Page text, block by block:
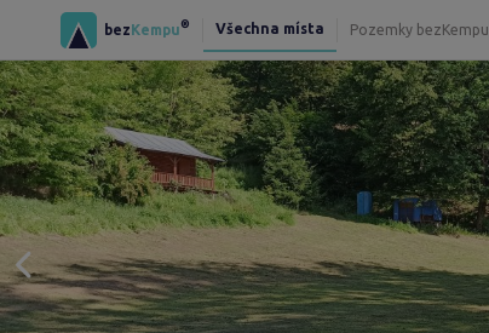
bezKempu® Všechna místa Pozemky bezKempu